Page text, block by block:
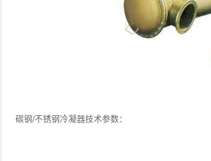
碳钢/不锈钢冷凝器技术参数：